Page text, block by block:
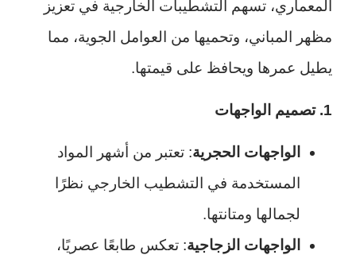
المعماري، تسهم التشطيبات الخارجية في تعزيز
مظهر المباني، وتحميها من العوامل الجوية، مما
يطيل عمرها ويحافظ على قيمتها.
1. تصميم الواجهات
الواجهات الحجرية: تعتبر من أشهر المواد
المستخدمة في التشطيب الخارجي نظرًا
لجمالها ومتانتها.
الواجهات الزجاجية: تعكس طابعًا عصريًا،